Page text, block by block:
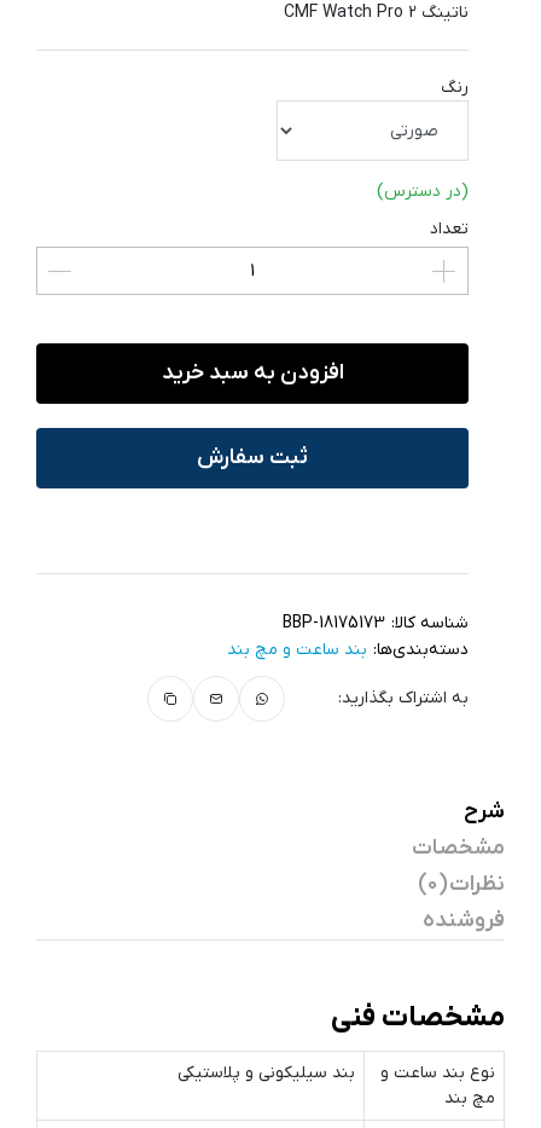
ناتینگ CMF Watch Pro 2
رنگ
(در دسترس)
تعداد
افزودن به سبد خرید
ثبت سفارش
شناسه کالا: BBP-18175173
دسته‌بندی‌ها: بند ساعت و مچ‌ بند
به اشتراک بگذارید:
شرح
مشخصات
نظرات (0)
فروشنده
مشخصات فنی
نوع بند ساعت و
مچ‌ بند
بند سیلیکونی و پلاستیکی